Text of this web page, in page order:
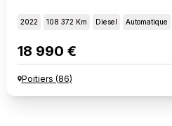
2022 108 372 Km Diesel Automatique
18 990 €
Poitiers (86)